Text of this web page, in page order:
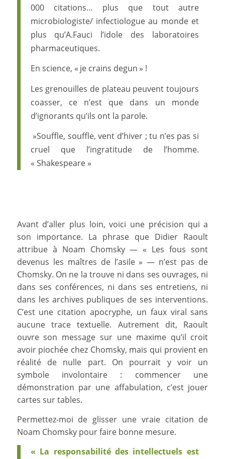
000 citations… plus que tout autre
microbiologiste/ infectiologue au monde et
plus qu’A.Fauci l’idole des laboratoires
pharmaceutiques.
En science, « je crains degun » !
Les grenouilles de plateau peuvent toujours
coasser, ce n’est que dans un monde
d’ignorants qu’ils ont la parole.
»Souffle, souffle, vent d’hiver ; tu n’es pas si
cruel que l’ingratitude de l’homme.
« Shakespeare »
Avant d’aller plus loin, voici une précision qui a
son importance. La phrase que Didier Raoult
attribue à Noam Chomsky — « Les fous sont
devenus les maîtres de l’asile » — n’est pas de
Chomsky. On ne la trouve ni dans ses ouvrages, ni
dans ses conférences, ni dans ses entretiens, ni
dans les archives publiques de ses interventions.
C’est une citation apocryphe, un faux viral sans
aucune trace textuelle. Autrement dit, Raoult
ouvre son message sur une maxime qu’il croit
avoir piochée chez Chomsky, mais qui provient en
réalité de nulle part. On pourrait y voir un
symbole involontaire : commencer une
démonstration par une affabulation, c’est jouer
cartes sur tables.
Permettez-moi de glisser une vraie citation de
Noam Chomsky pour faire bonne mesure.
« La responsabilité des intellectuels est